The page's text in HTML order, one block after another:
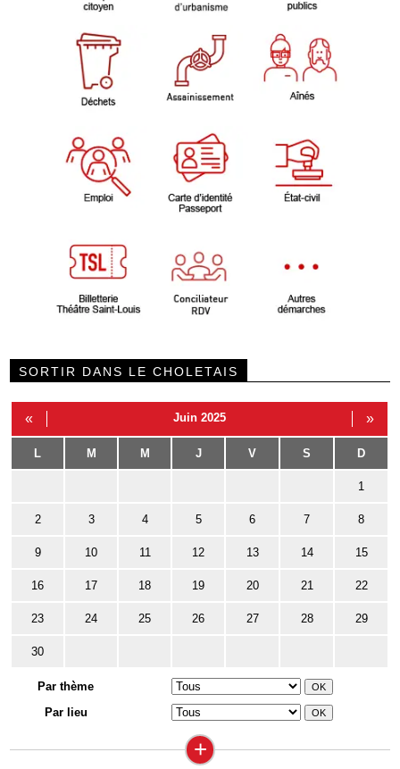
SORTIR DANS LE CHOLETAIS
« Juin 2025 »
L M M J V S D
1
2 3 4 5 6 7 8
9 10 11 12 13 14 15
16 17 18 19 20 21 22
23 24 25 26 27 28 29
30
Par thème
Par lieu
+